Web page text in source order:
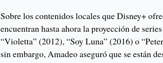
Sobre los contenidos locales que Disney+
encuentran hasta ahora la proyección de
“Violetta” (2012), “Soy Luna” (2016) o
sin embargo, Amadeo aseguró que se están